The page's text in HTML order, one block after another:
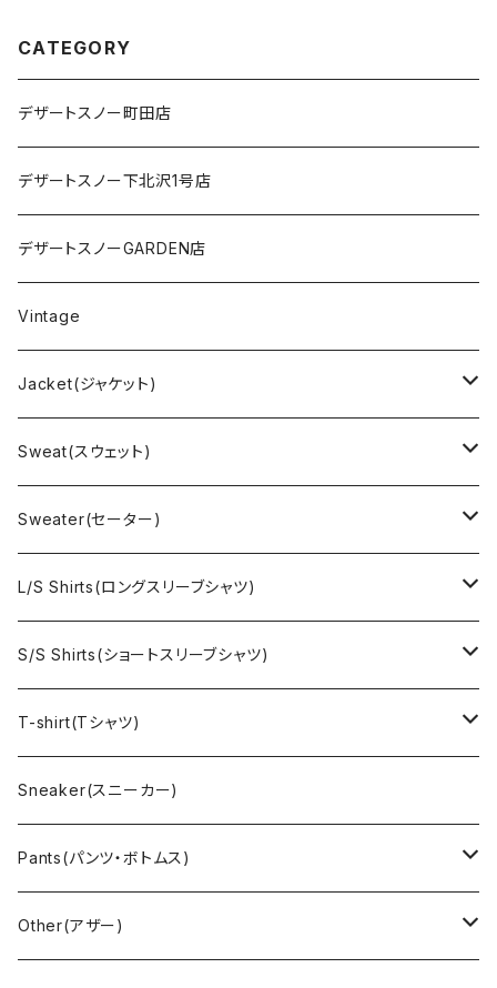
CATEGORY
デザートスノー町田店
デザートスノー下北沢1号店
デザートスノーGARDEN店
Vintage
Jacket(ジャケット)
US Military(ユーエスミリタリー)
EURO Military(ユーロミリタリー）
Ralph Laurne(ラルフローレン)
Denim jacket(デニムジャケット)
Vest(ベスト)
Outdoor(アウトドア)
Cover all(カバーオール)
Nylon Jacket(ナイロンジャケット)
Sweat(スウェット)
Champion(チャンピオン)
Reverse Weave(リバースウィーブ)
Sports sweat(スポーツ スウェット)
Character(キャラクター)
Lee （リー）
Russell（ラッセル）
Sweater(セーター)
Ralph Lauren(ラルフローレン)
Brand(ブランド)
LACOSTE(ラコステ)
Cardigan(カーディガン)
Vest(ベスト)
Military （ミリタリー）
L/S Shirts(ロングスリーブシャツ)
Ralph Lauren(ラルフローレン)
Brooks Brothers(ブルックスブラザーズ)
Military（ミリタリー）
Euro(ヨーロッパ)
Work（ワーク）
S/S Shirts(ショートスリーブシャツ)
Ralph Lauren (ラルフローレン)
Hawaiian(ハワイアン)
Military (ミリタリー )
bowling（ボウリング）
T-shirt(Tシャツ)
Champion(チャンピオン)
Sport(スポーツ)
Harley Davidson(ハーレーダビッドソン)
Sneaker(スニーカー)
Pants(パンツ・ボトムス)
Carhartt,Dickies(カーハート、ディッキーズ)
Other(アザー)